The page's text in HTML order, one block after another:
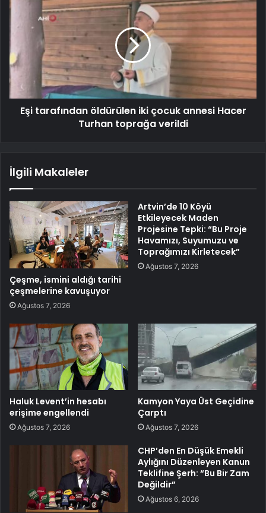
Eşi tarafından öldürülen iki çocuk annesi Hacer
Turhan toprağa verildi
İlgili Makaleler
Çeşme, ismini aldığı tarihi
çeşmelerine kavuşuyor
Ağustos 7, 2026
Artvin’de 10 Köyü
Etkileyecek Maden
Projesine Tepki: “Bu Proje
Havamızı, Suyumuzu ve
Toprağımızı Kirletecek”
Ağustos 7, 2026
Haluk Levent’in hesabı
erişime engellendi
Ağustos 7, 2026
Kamyon Yaya Üst Geçidine
Çarptı
Ağustos 7, 2026
CHP’den En Düşük Emekli
Aylığını Düzenleyen Kanun
Teklifine Şerh: “Bu Bir Zam
Değildir”
Ağustos 6, 2026